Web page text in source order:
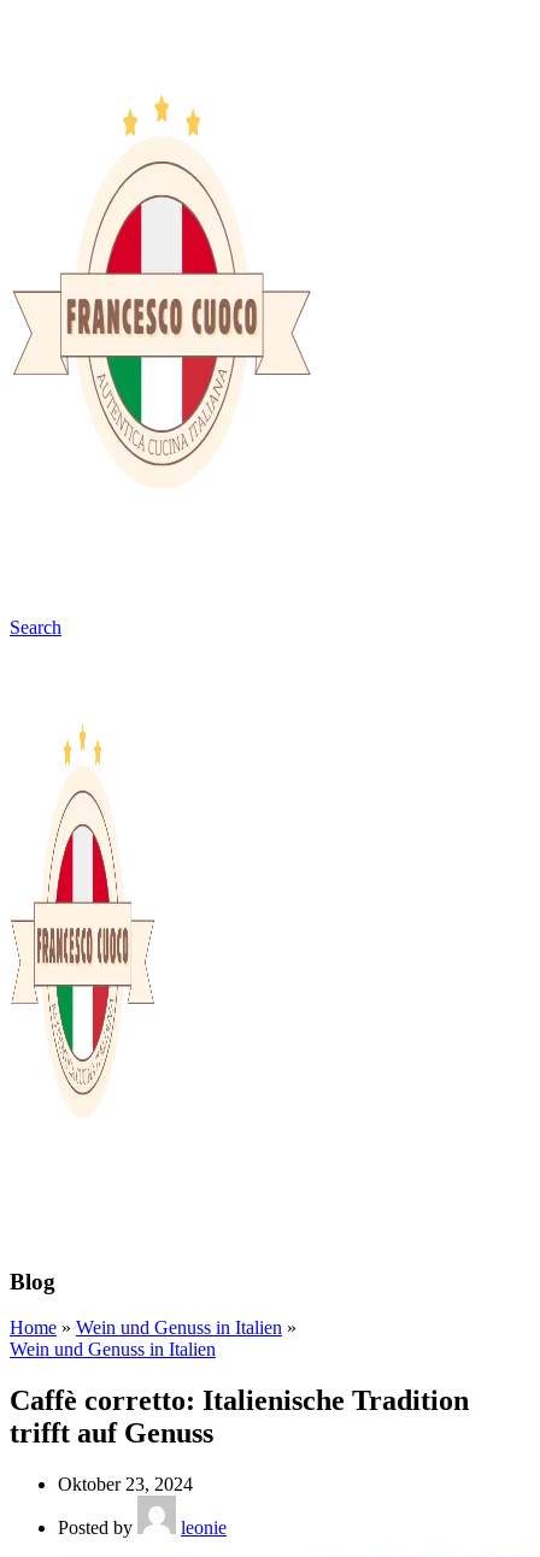
Search
Blog
Home » Wein und Genuss in Italien »
Wein und Genuss in Italien
Caffè corretto: Italienische Tradition
trifft auf Genuss
Oktober 23, 2024
Posted by leonie